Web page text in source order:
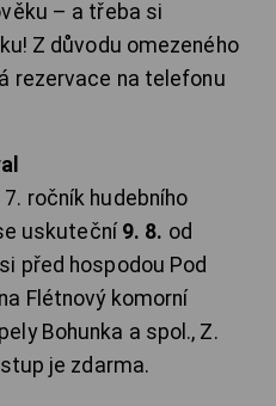
– a třeba si
Z důvodu omezeného
rezervace na telefonu
ročník hudebního
uskuteční 9. 8. od
před hospodou Pod
Flétnový komorní
Bohunka a spol., Z.
je zdarma.